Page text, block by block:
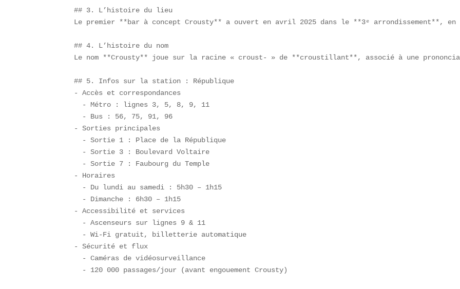
## 3. L’histoire du lieu
Le premier **bar à concept Crousty** a ouvert en avril 2025 dans le **3ᵉ arrondissement**,
## 4. L’histoire du nom
Le nom **Crousty** joue sur la racine « croust- » de **croustillant**, associé à une
## 5. Infos sur la station : République
- Accès et correspondances
  - Métro : lignes 3, 5, 8, 9, 11
  - Bus : 56, 75, 91, 96
- Sorties principales
  - Sortie 1 : Place de la République
  - Sortie 3 : Boulevard Voltaire
  - Sortie 7 : Faubourg du Temple
- Horaires
  - Du lundi au samedi : 5h30 – 1h15
  - Dimanche : 6h30 – 1h15
- Accessibilité et services
  - Ascenseurs sur lignes 9 & 11
  - Wi-Fi gratuit, billetterie automatique
- Sécurité et flux
  - Caméras de vidéosurveillance
  - 120 000 passages/jour (avant engouement Crousty)